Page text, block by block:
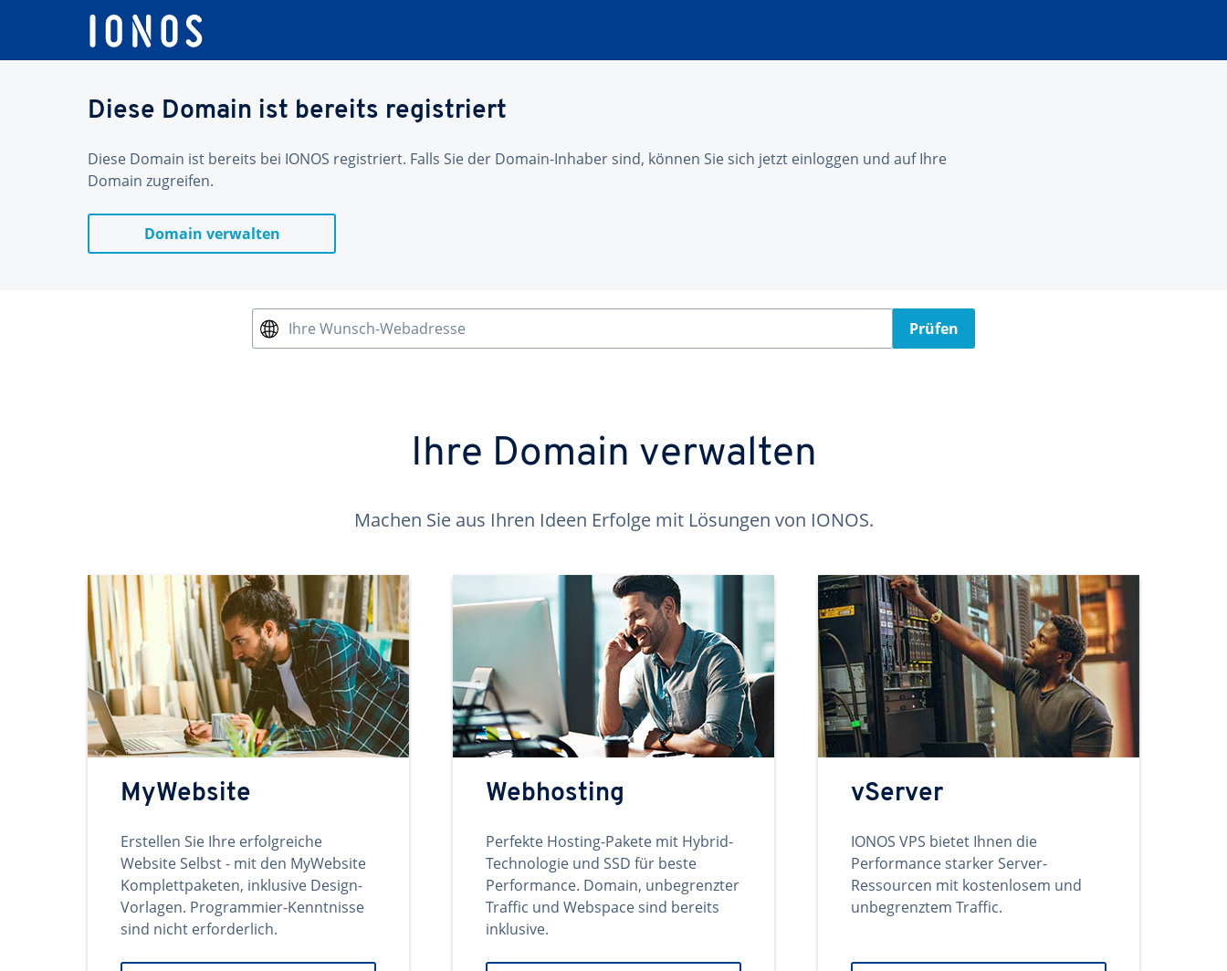
Diese Domain ist bereits registriert
Diese Domain ist bereits bei IONOS registriert. Falls Sie der Domain-Inhaber sind, können Sie sich jetzt einloggen und auf Ihre
Domain zugreifen.
Domain verwalten
Ihre Wunsch-Webadresse Prüfen
Ihre Domain verwalten
Machen Sie aus Ihren Ideen Erfolge mit Lösungen von IONOS.
MyWebsite
Erstellen Sie Ihre erfolgreiche
Website Selbst - mit den MyWebsite
Komplettpaketen, inklusive Design-
Vorlagen. Programmier-Kenntnisse
sind nicht erforderlich.
Webhosting
Perfekte Hosting-Pakete mit Hybrid-
Technologie und SSD für beste
Performance. Domain, unbegrenzter
Traffic und Webspace sind bereits
inklusive.
vServer
IONOS VPS bietet Ihnen die
Performance starker Server-
Ressourcen mit kostenlosem und
unbegrenztem Traffic.